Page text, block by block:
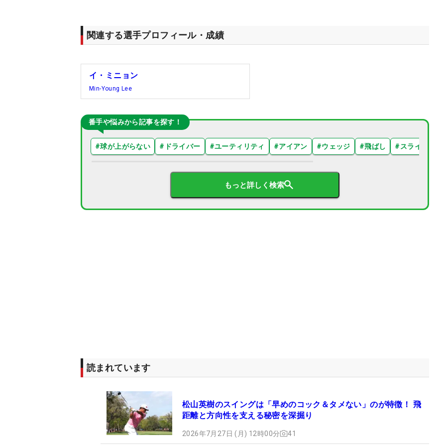
関連する選手プロフィール・成績
イ・ミニョン
Min-Young Lee
番手や悩みから記事を探す！
#球が上がらない # ドライバー #ユーティリティ #アイアン #ウェッジ #飛ばし # スライス
もっと詳しく検索
読まれています
松山英樹のスイングは「早めのコック＆タメない」のが特徴！ 飛
距離と方向性を支える秘密を深掘り
2026年7月27日 (月) 12時00分 41